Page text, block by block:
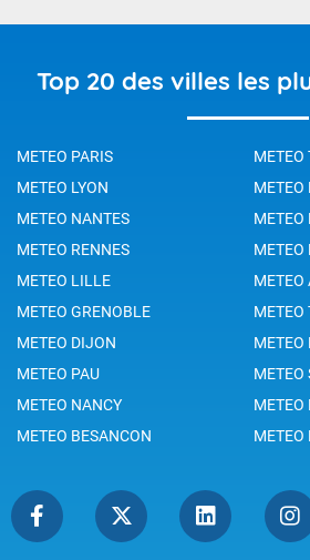
Top 20 des villes les
METEO PARIS
METEO
METEO LYON
METEO
METEO NANTES
METEO
METEO RENNES
METEO
METEO LILLE
METEO
METEO GRENOBLE
METEO
METEO DIJON
METEO
METEO PAU
METEO
METEO NANCY
METEO
METEO BESANCON
METEO